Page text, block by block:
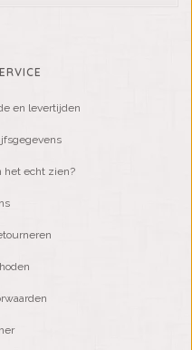
en levertijden
het echt zien?